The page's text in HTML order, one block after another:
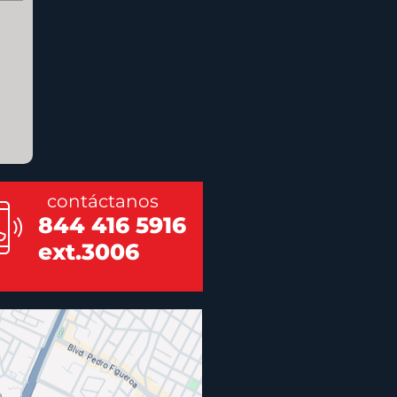
contáctanos
844 416 5916
ext.3006